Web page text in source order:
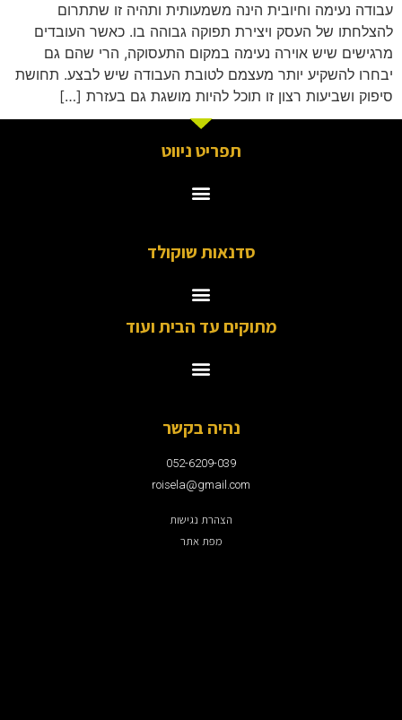
עבודה נעימה וחיובית הינה משמעותית ותהיה זו שתתרום
להצלחתו של העסק ויצירת תפוקה גבוהה בו. כאשר העובדים
מרגישים שיש אוירה נעימה במקום התעסוקה, הרי שהם גם
יבחרו להשקיע יותר מעצמם לטובת העבודה שיש לבצע. תחושת
סיפוק ושביעות רצון זו תוכל להיות מושגת גם בעזרת […]
תפריט ניווט
סדנאות שוקולד
מתוקים עד הבית ועוד
נהיה בקשר
052-6209-039
roisela@gmail.com
הצהרת נגישות
מפת אתר